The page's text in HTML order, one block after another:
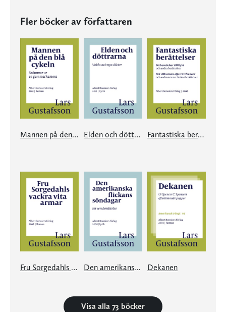
Fler böcker av författaren
Mannen på den blå cykeln Elden och döttrarna Fantastiska berättelser
Fru Sorgedahls vackra vita armar Den amerikanska flickans söndagar Dekanen
Visa alla 73 böcker